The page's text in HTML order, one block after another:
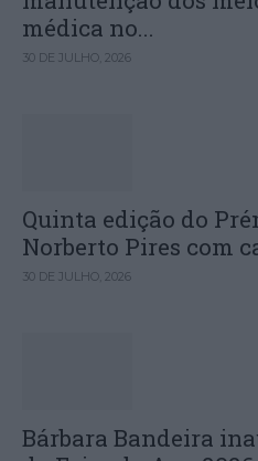
médica no...
30 DE JULHO, 2026
Quinta edição do
Norberto Pires com
30 DE JULHO, 2026
Bárbara Bandeira